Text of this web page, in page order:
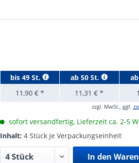
bis49 St. ab50 St. ab
11,90 € *
11,31 € *
zzgl. MwSt., ggf.
sofort versandfertig, Lieferzeit ca. 2-5
Inhalt: 4 Stück je Verpackungseinheit
In den